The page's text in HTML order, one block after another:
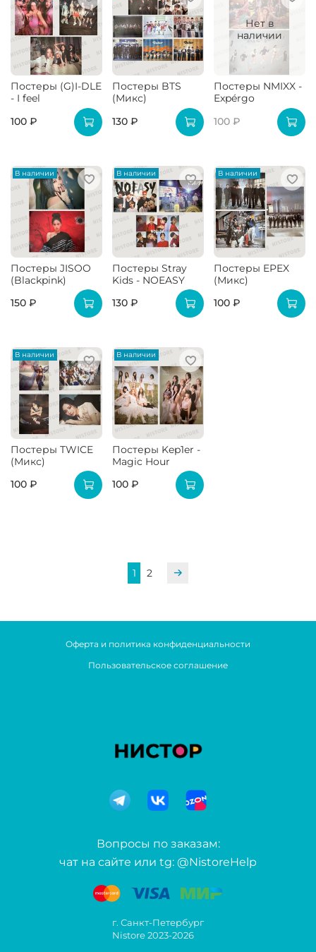
Постеры (G)I-DLE
- I feel
100 ₽
Постеры BTS
(Микс)
130 ₽
Нет в
наличии
Постеры NMIXX -
Expérgo
100 ₽
В наличии
Постеры JISOO
(Blackpink)
150 ₽
В наличии
Постеры Stray
Kids - NOEASY
130 ₽
В наличии
Постеры EPEX
(Микс)
100 ₽
В наличии
Постеры TWICE
(Микс)
100 ₽
В наличии
Постеры Kep1er -
Magic Hour
100 ₽
1 2
Оферта и политика конфиденциальности
Пользовательское соглашение
Вопросы по заказам:
чат на сайте или tg: @NistoreHelp
г. Санкт-Петербург
Nistore 2023-2026